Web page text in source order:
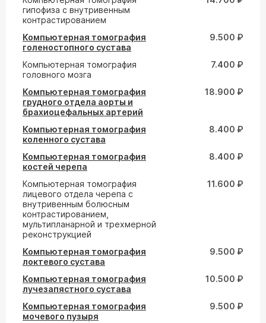
гипофиза с внутривенным
контрастированием
Компьютерная томография
голеностопного сустава
9.500 ₽
Компьютерная томография
головного мозга
7.400 ₽
Компьютерная томография
грудного отдела аорты и
брахиоцефальных артерий
18.900 ₽
Компьютерная томография
коленного сустава
8.400 ₽
Компьютерная томография
костей черепа
8.400 ₽
Компьютерная томография
лицевого отдела черепа с
внутривенным болюсным
контрастированием,
мультипланарной и трехмерной
реконструкцией
11.600 ₽
Компьютерная томография
локтевого сустава
9.500 ₽
Компьютерная томография
лучезапястного сустава
10.500 ₽
Компьютерная томография
мочевого пузыря
9.500 ₽